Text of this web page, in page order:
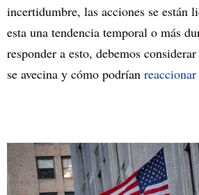
incertidumbre, las acciones se están
esta una tendencia temporal o más
responder a esto, debemos
se avecina y cómo podrían